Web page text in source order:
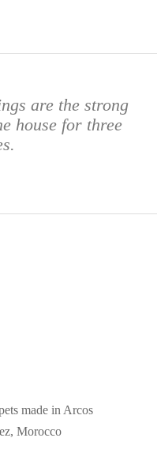
are the strong
house for three
made in Arcos
Morocco